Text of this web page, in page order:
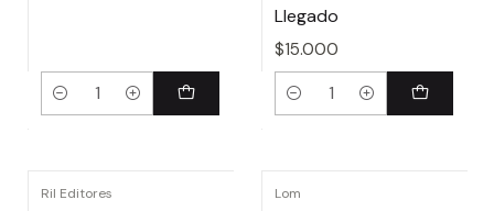
Cantidad
Llegado
$15.000
Cantidad
Ril Editores Lom